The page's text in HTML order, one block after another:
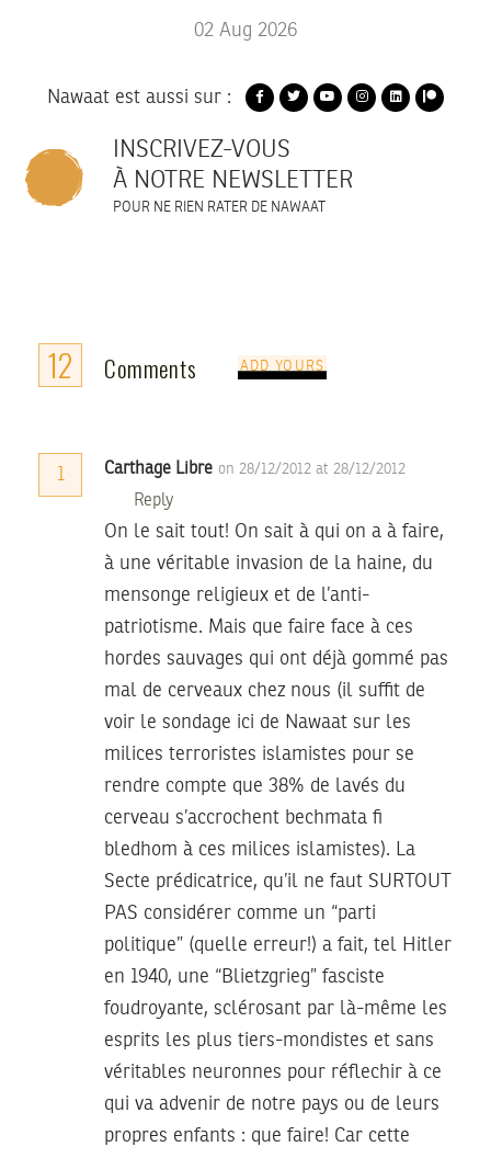
02 Aug 2026
Nawaat est aussi sur :
INSCRIVEZ-VOUS
À NOTRE NEWSLETTER
POUR NE RIEN RATER DE NAWAAT
12 Comments ADD YOURS
1 Carthage Libre on 28/12/2012 at 28/12/2012
Reply
On le sait tout! On sait à qui on a à faire,
à une véritable invasion de la haine, du
mensonge religieux et de l’anti-
patriotisme. Mais que faire face à ces
hordes sauvages qui ont déjà gommé pas
mal de cerveaux chez nous (il suffit de
voir le sondage ici de Nawaat sur les
milices terroristes islamistes pour se
rendre compte que 38% de lavés du
cerveau s’accrochent bechmata fi
bledhom à ces milices islamistes). La
Secte prédicatrice, qu’il ne faut SURTOUT
PAS considérer comme un “parti
politique” (quelle erreur!) a fait, tel Hitler
en 1940, une “Blietzgrieg” fasciste
foudroyante, sclérosant par là-même les
esprits les plus tiers-mondistes et sans
véritables neuronnes pour réflechir à ce
qui va advenir de notre pays ou de leurs
propres enfants : que faire! Car cette